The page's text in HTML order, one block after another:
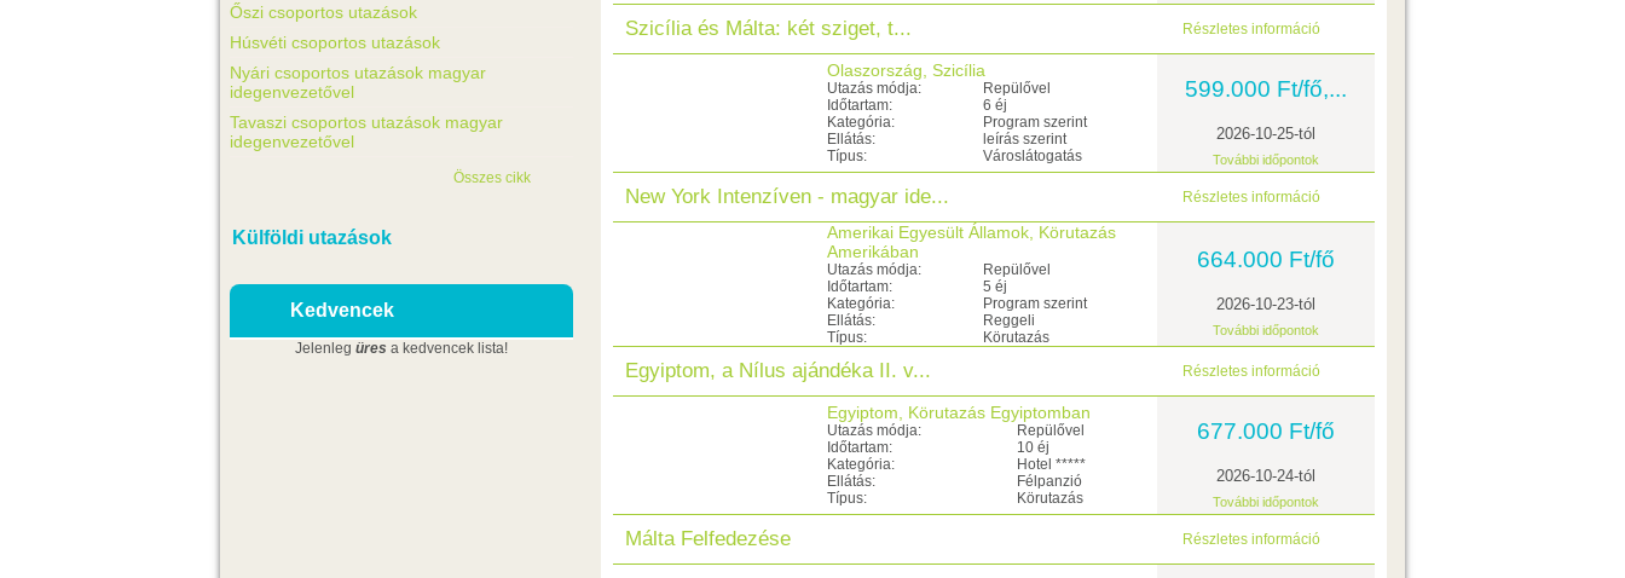
Őszi csoportos utazások
Húsvéti csoportos utazások
Nyári csoportos utazások magyar
idegenvezetővel
Tavaszi csoportos utazások magyar
idegenvezetővel
Összes cikk
Külföldi utazások
Kedvencek
Jelenleg üres a kedvencek lista!
Szicília és Málta: két sziget, t... Részletes információ
Olaszország, Szicília
Utazás módja:
Repülővel
Időtartam:
6 éj
Kategória:
Program szerint
Ellátás:
leírás szerint
Típus:
Városlátogatás
599.000 Ft/fő,...
2026-10-25-tól
További időpontok
New York Intenzíven - magyar ide... Részletes információ
Amerikai Egyesült Államok, Körutazás
Amerikában
Utazás módja:
Repülővel
Időtartam:
5 éj
Kategória:
Program szerint
Ellátás:
Reggeli
Típus:
Körutazás
664.000 Ft/fő
2026-10-23-tól
További időpontok
Egyiptom, a Nílus ajándéka II. v... Részletes információ
Egyiptom, Körutazás Egyiptomban
Utazás módja:
Repülővel
Időtartam:
10 éj
Kategória:
Hotel *****
Ellátás:
Félpanzió
Típus:
Körutazás
677.000 Ft/fő
2026-10-24-tól
További időpontok
Málta Felfedezése Részletes információ